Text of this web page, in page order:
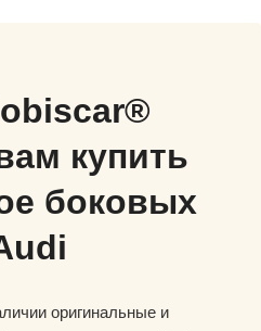
купить
боковых
оригинальные и